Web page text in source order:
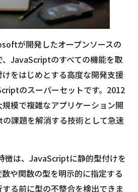
が開発したオープンソースの
、JavaScriptのすべての機能を取
をはじめとする高度な開発支援
のスーパーセットです。2012
模で複雑なアプリケーション開
課題を解消する技術として急速
は、JavaScriptに静的型付けを
や関数の型を明示的に指定する
る前に型の不整合を検出できま